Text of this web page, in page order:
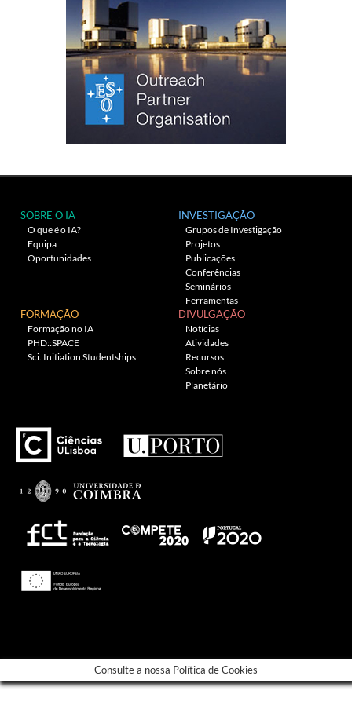
SOBRE O IA
O que é o IA?
Equipa
Oportunidades
INVESTIGAÇÃO
Grupos de Investigação
Projetos
Publicações
Conferências
Seminários
Ferramentas
FORMAÇÃO
Formação no IA
PHD::SPACE
Sci. Initiation Studentships
DIVULGAÇÃO
Notícias
Atividades
Recursos
Sobre nós
Planetário
Consulte a nossa Política de Cookies